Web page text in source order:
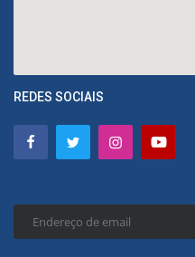
REDES SOCIAIS